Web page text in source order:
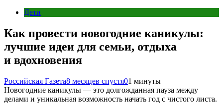
Дети
Как провести новогодние каникулы:
лучшие идеи для семьи, отдыха
и вдохновения
Российская Газета8 месяцев спустя01 минуты
Новогодние каникулы — это долгожданная пауза между
делами и уникальная возможность начать год с чистого листа.